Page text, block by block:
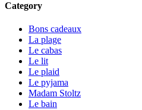
Category
Bons cadeaux
La plage
Le cabas
Le lit
Le plaid
Le pyjama
Madam Stoltz
Le bain